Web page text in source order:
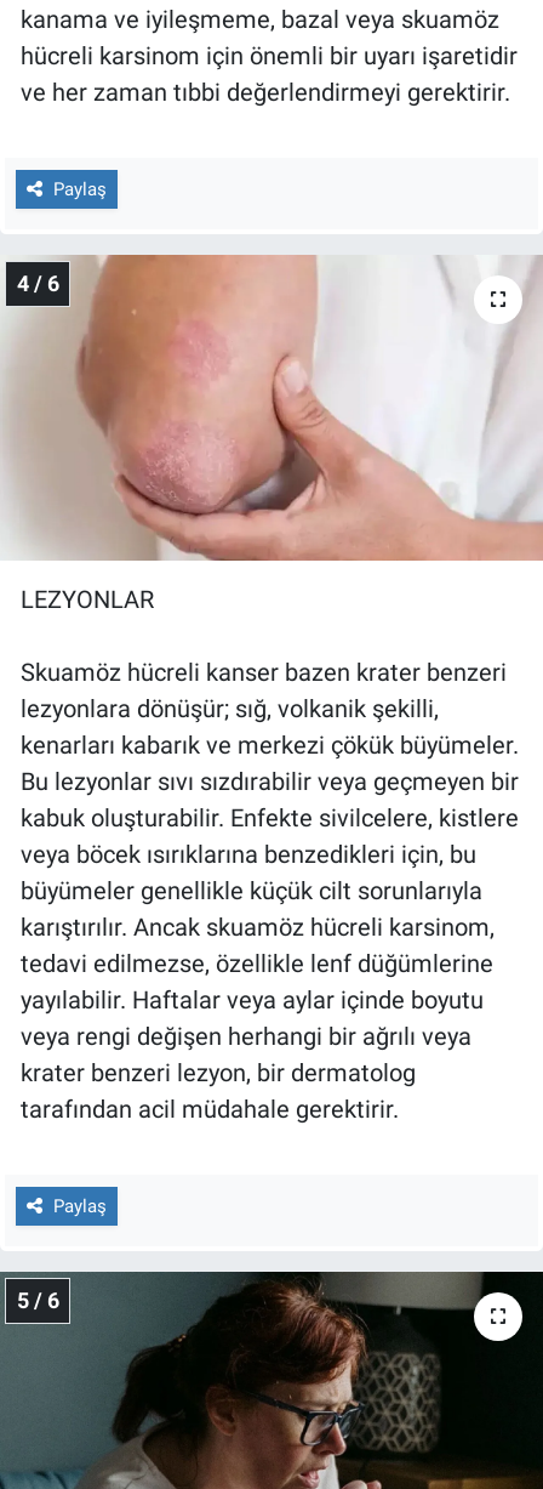
kanama ve iyileşmeme, bazal veya skuamöz
hücreli karsinom için önemli bir uyarı işaretidir
ve her zaman tıbbi değerlendirmeyi gerektirir.
Paylaş
4 / 6
LEZYONLAR
Skuamöz hücreli kanser bazen krater benzeri
lezyonlara dönüşür; sığ, volkanik şekilli,
kenarları kabarık ve merkezi çökük büyümeler.
Bu lezyonlar sıvı sızdırabilir veya geçmeyen bir
kabuk oluşturabilir. Enfekte sivilcelere, kistlere
veya böcek ısırıklarına benzedikleri için, bu
büyümeler genellikle küçük cilt sorunlarıyla
karıştırılır. Ancak skuamöz hücreli karsinom,
tedavi edilmezse, özellikle lenf düğümlerine
yayılabilir. Haftalar veya aylar içinde boyutu
veya rengi değişen herhangi bir ağrılı veya
krater benzeri lezyon, bir dermatolog
tarafından acil müdahale gerektirir.
Paylaş
5 / 6